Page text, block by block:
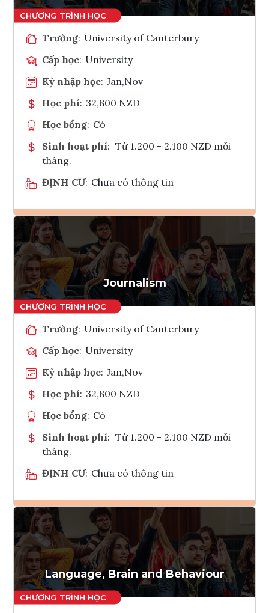
Trường: University of Canterbury
Cấp học: University
Kỳ nhập học: Jan,Nov
Học phí: 32,800 NZD
Học bổng: Có
Sinh hoạt phí: Từ 1.200 - 2.100 NZD mỗi
tháng.
ĐỊNH CƯ: Chưa có thông tin
Ghi danh
Tham vấn Interlink
Journalism
Trường: University of Canterbury
Cấp học: University
Kỳ nhập học: Jan,Nov
Học phí: 32,800 NZD
Học bổng: Có
Sinh hoạt phí: Từ 1.200 - 2.100 NZD mỗi
tháng.
ĐỊNH CƯ: Chưa có thông tin
Ghi danh
Tham vấn Interlink
Language, Brain and Behaviour